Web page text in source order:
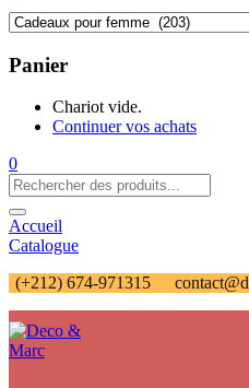
Panier
Chariot vide.
Continuer vos achats
0
Accueil
Catalogue
(+212) 674-971315